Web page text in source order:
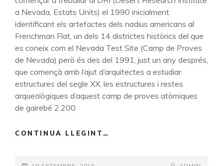
a Nevada, Estats Units) el 1990 inicialment
identificant els artefactes dels nadius americans al
Frenchman Flat, un dels 14 districtes històrics del que
es coneix com el Nevada Test Site (Camp de Proves
de Nevada) però és des del 1991, just un any després,
que començà amb l’ajut d’arquitectes a estudiar
estructures del segle XX, les estructures i restes
arqueològiques d’aquest camp de proves atòmiques
de gairebé 2.200
CONTINUA LLEGINT…